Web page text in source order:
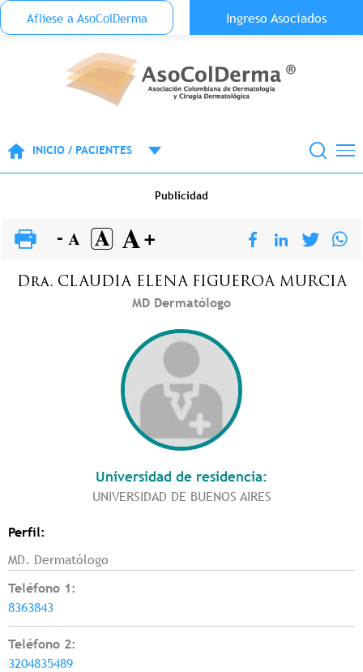
Pasar al contenido principal
Menu Top Anónimo
Aflíese a AsoColDerma Ingreso Asociados
INICIO / PACIENTES
Publicidad
Dra. CLAUDIA ELENA FIGUEROA MURCIA
MD Dermatólogo
Universidad de residencia:
UNIVERSIDAD DE BUENOS AIRES
Perfil:
MD. Dermatólogo
Teléfono 1:
8363843
Teléfono 2:
3204835489